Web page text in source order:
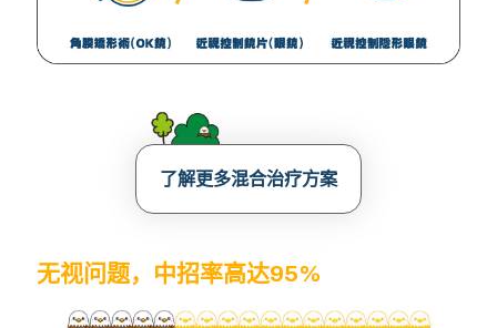
了解更多混合治疗方案
无视问题，中招率高达95%